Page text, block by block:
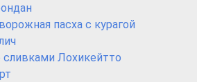
пасха с курагой
сливками Лохикейтто